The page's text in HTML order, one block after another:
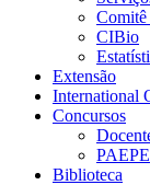
Comitê
CIBio
Extensão
International
Concursos
PAEPE
Biblioteca